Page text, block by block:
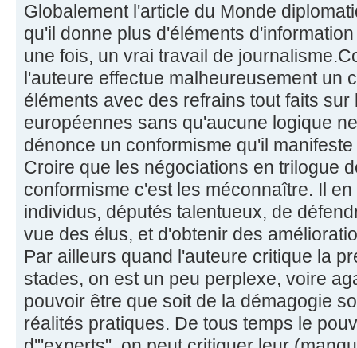
Globalement l'article du Monde
qu'il donne plus d'éléments
une fois, un vrai travail de
l'auteure effectue malheureusement un
éléments avec des refrains tout faits sur
européennes sans qu'aucune logique
dénonce un conformisme qu'il
Croire que les négociations en trilogue
conformisme c'est les méconnaître. Il
individus, députés talentueux, de
vue des élus, et d'obtenir des
Par ailleurs quand l'auteure critique la
stades, on est un peu perplexe, voire
pouvoir être que soit de la démagogie
réalités pratiques. De tous temps le